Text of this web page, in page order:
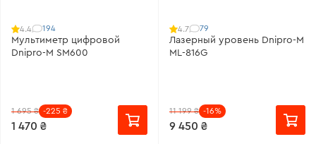
4.4 194
Мультиметр цифровой
Dnipro-M SM600
1 695 ₴ -225 ₴
1 470 ₴
4.7 79
Лазерный уровень Dnipro-M
ML-816G
11 199 ₴ -16%
9 450 ₴